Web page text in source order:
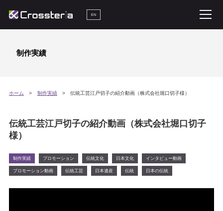
EN
制作実績
ホーム 制作実績 伝統工芸江戸切子の紹介動画（株式会社堀口切子様）
伝統工芸江戸切子の紹介動画（株式会社堀口切子
様）
制作実績 プロモーション 伝統文化 日本文化 インタビュー動画
プロモーション動画 伝統工芸 日本遺産 伝統 日本の伝統